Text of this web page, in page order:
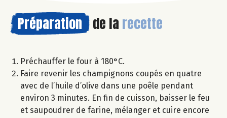
Préparation de la recette
Préchauffer le four à 180°C.
Faire revenir les champignons coupés en quatre
avec de l’huile d’olive dans une poêle pendant
environ 3 minutes. En fin de cuisson, baisser le feu
et saupoudrer de farine, mélanger et cuire encore